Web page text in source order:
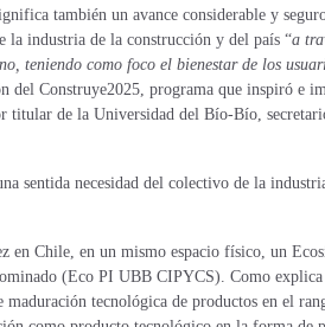
también un avance considerable y
la industria de la construcción y del país “a
teniendo como foco el bienestar de los
del Construye2025, programa que inspiró e
titular de la Universidad del Bío-Bío,
sentida necesidad del colectivo de la
Chile, en un mismo espacio físico, un
(Eco PI UBB CIPYCS). Como
maduración tecnológica de productos en el